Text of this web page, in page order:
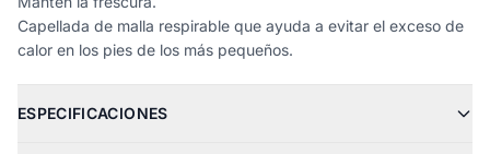
Capellada de malla respirable que ayuda a evitar el exceso de
calor en los pies de los más pequeños.
ESPECIFICACIONES